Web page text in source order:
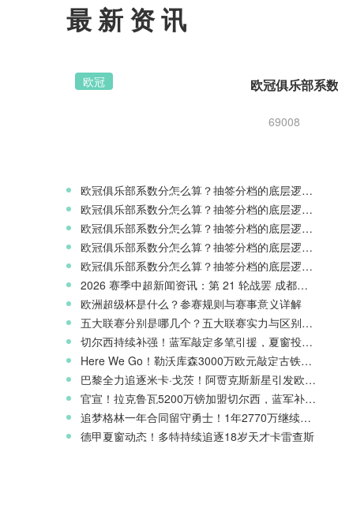
最新资讯
欧冠
69008
欧冠俱乐部系数分怎么算？抽签分档的底层逻辑解读
欧冠俱乐部系数分怎么算？抽签分档的底层逻辑解读
欧冠俱乐部系数分怎么算？抽签分档的底层逻辑解读
欧冠俱乐部系数分怎么算？抽签分档的底层逻辑解读
欧冠俱乐部系数分怎么算？抽签分档的底层逻辑解读
2026 赛季中超新闻资讯：第 21 轮战罢 成都蓉城领跑 津门虎读秒绝杀
欧洲超级杯是什么？参赛规则与赛事意义详解
五大联赛分别是哪几个？五大联赛实力与区别科普
切尔西持续补强！蓝军敲定多笔引援，夏窗投入稳居英超前列
Here We Go！勒沃库森3000万欧元敲定古铁雷斯，寻找格里马尔多继任者
巴黎全力追逐米卡·戈茨！阿贾克斯新星引发欧冠豪门争夺
官宣！拉克鲁瓦5200万镑加盟切尔西，蓝军补强后防线
追梦格林一年合同留守勇士！1年2770万继续搭档库里
德甲夏窗动态！多特持续追逐18岁天才卡雷查斯